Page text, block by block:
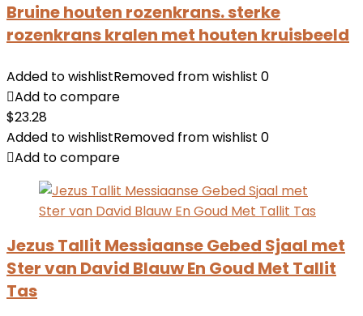
Bruine houten rozenkrans. sterke
rozenkrans kralen met houten kruisbeeld
Added to wishlistRemoved from wishlist 0
Add to compare
$23.28
Added to wishlistRemoved from wishlist 0
Add to compare
Jezus Tallit Messiaanse Gebed Sjaal met
Ster van David Blauw En Goud Met Tallit
Tas